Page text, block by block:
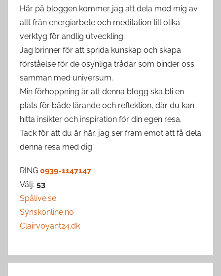
Här på bloggen kommer jag att dela med mig av
allt från energiarbete och meditation till olika
verktyg för andlig utveckling.
Jag brinner för att sprida kunskap och skapa
förståelse för de osynliga trådar som binder oss
samman med universum.
Min förhoppning är att denna blogg ska bli en
plats för både lärande och reflektion, där du kan
hitta insikter och inspiration för din egen resa.
Tack för att du är här, jag ser fram emot att få dela
denna resa med dig.
RING 0939-1147147
Välj: 53
Spålive.se
Synskonline.no
Clairvoyant24.dk